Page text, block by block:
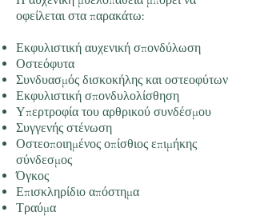
οφείλεται στα παρακάτω:
Εκφυλιστική αυχενική σπονδύλωση
Οστεόφυτα
Συνδυασμός δισκοκήλης και οστεοφύτων
Εκφυλιστική σπονδυλολίσθηση
Υπερτροφία του αρθρικού συνδέσμου
Συγγενής στένωση
Οστεοποιημένος οπίσθιος επιμήκης
σύνδεσμος
Όγκος
Επισκληρίδιο απόστημα
Τραύμα